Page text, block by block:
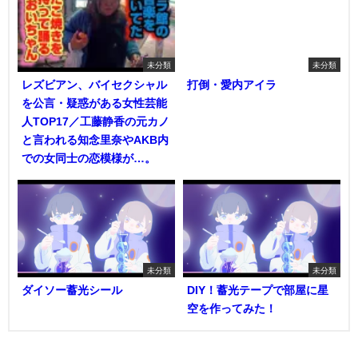
未分類
レズビアン、バイセクシャル
を公言・疑惑がある女性芸能
人TOP17／工藤静香の元カノ
と言われる知念里奈やAKB内
での女同士の恋模様が…。
未分類
打倒・愛内アイラ
未分類
ダイソー蓄光シール
未分類
DIY！蓄光テープで部屋に星
空を作ってみた！